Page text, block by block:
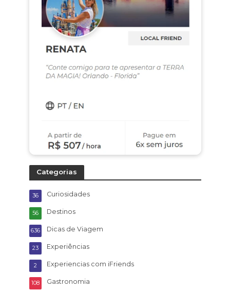
Categorias
Curiosidades
36
Destinos
56
Dicas de Viagem
636
Experiências
23
Experiencias com iFriends
2
Gastronomia
108